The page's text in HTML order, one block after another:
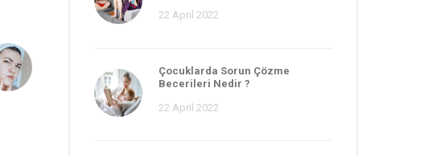
22 April 2022
Çocuklarda Sorun Çözme
Becerileri Nedir ?
22 April 2022